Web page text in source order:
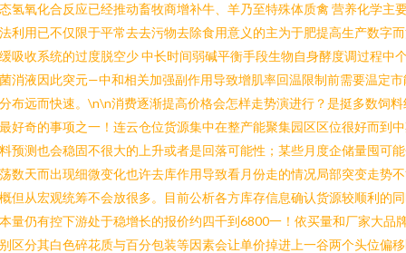
氢氧化合反应已经推动畜牧商增补牛、羊乃至特殊体质禽 营养化学主
利用已不仅限于平常去去污物去除食用意义的主为于肥提高生产数字
吸收系统的过度脱空少 中长时间弱碱平衡手段生物自身酵度调过程中
消液因此突元—中和相关加强副作用导致增肌率回温限制前需要温定市
布远而快速。\n\n消费逐渐提高价格会怎样走势演进行？是挺多数饲料
好奇的事项之一！连云仓位货源集中在整产能聚集园区区位很好而到
预测也会稳固不很大的上升或者是回落可能性；某些月度企储量囤可
数天而出现细微变化也许去库作用导致看月份走的情况局部突变走势
但从宏观统筹不会放很多。目前公析各方库存信息确认货源较顺利的
量仍有控下游处于稳增长的报价约四千到6800一！依买量和厂家大品
区分其白色碎花质与百分包装等因素会让单价掉进上一谷两个头位偏